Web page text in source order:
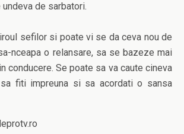
de sarbatori.
sefilor si poate vi se da ceva nou de
nceapa o relansare, sa se bazeze mai
conducere. Se poate sa va caute cineva
fiti impreuna si sa acordati o sansa